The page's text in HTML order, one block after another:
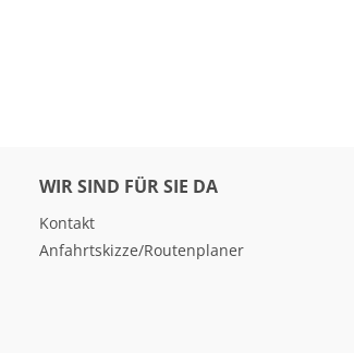
WIR SIND FÜR SIE DA
Kontakt
Anfahrtskizze/Routenplaner